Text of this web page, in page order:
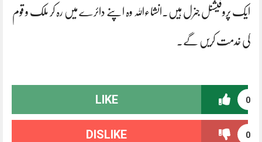
ایک پروفیشنل جنرل ہیں۔انشاءاللہ وہ اپنے دائرے میں رہ کر ملک و قوم
کی خدمت کریں گے۔
0
LIKE
0
DISLIKE